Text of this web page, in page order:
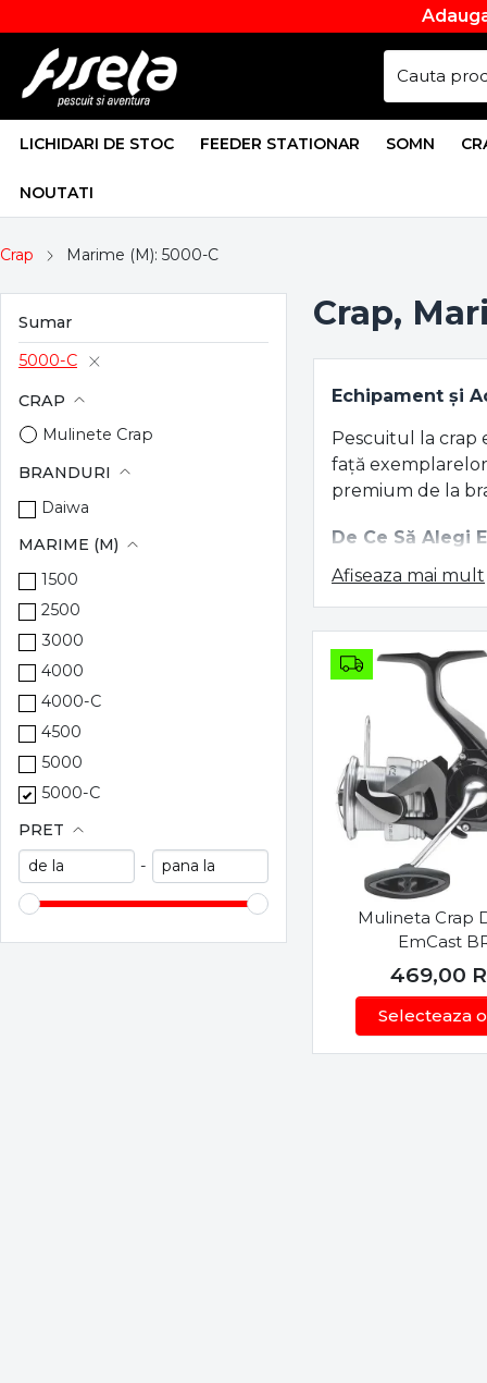
LICHIDARI DE STOC FEEDER STATIONAR SOMN
NOUTATI
Crap Marime (M): 5000-C
Sumar
5000-C
CRAP
Mulinete Crap
BRANDURI
Daiwa
MARIME (M)
1500
2500
3000
4000
4000-C
4500
5000
5000-C
5000LD
5500
6000
7000
PRET
-
Crap,
Echipament și
Pescuitul la crap
față
premium de la
De Ce Să Alegi
Fie că pescuiești
și una fără
1. Lansete și
Precizia și
Lansete de
flexibilitate
Mulinete Big
2. Momeli și
Nutriția și
Boilies-uri și
Pelete și
îndelungat.
Aditivi și
3. Monturi și
Afiseaza mai mult
Mulineta Crap
EmCast
469,00
Selecteaza